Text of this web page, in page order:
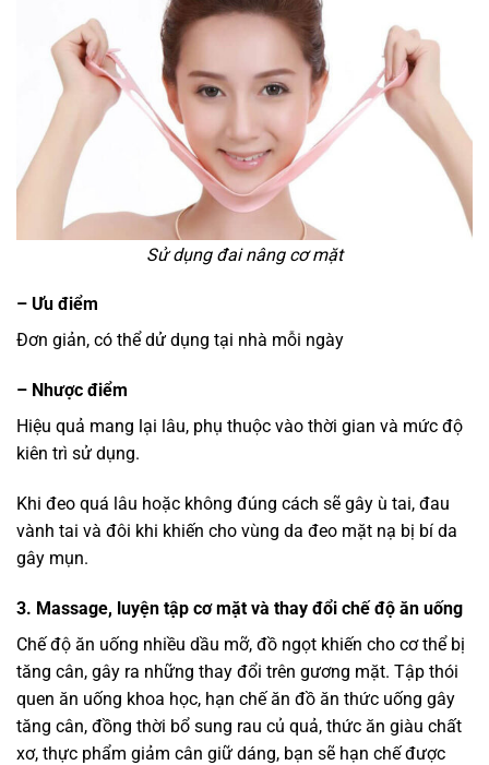
Sử dụng đai nâng cơ mặt
– Ưu điểm
Đơn giản, có thể dử dụng tại nhà mỗi ngày
– Nhược điểm
Hiệu quả mang lại lâu, phụ thuộc vào thời gian và mức độ
kiên trì sử dụng.
Khi đeo quá lâu hoặc không đúng cách sẽ gây ù tai, đau
vành tai và đôi khi khiến cho vùng da đeo mặt nạ bị bí da
gây mụn.
3. Massage, luyện tập cơ mặt và thay đổi chế độ ăn uống
Chế độ ăn uống nhiều dầu mỡ, đồ ngọt khiến cho cơ thể bị
tăng cân, gây ra những thay đổi trên gương mặt. Tập thói
quen ăn uống khoa học, hạn chế ăn đồ ăn thức uống gây
tăng cân, đồng thời bổ sung rau củ quả, thức ăn giàu chất
xơ, thực phẩm giảm cân giữ dáng, bạn sẽ hạn chế được